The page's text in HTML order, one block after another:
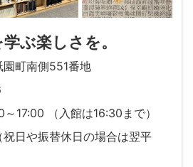
ぶ楽しさを。
町南側551番地
～17:00 （入館は16:30まで）
祝日や振替休日の場合は翌平